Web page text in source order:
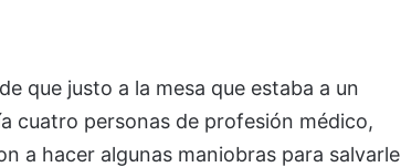
que justo a la mesa que estaba a un
cuatro personas de profesión médico,
a hacer algunas maniobras para salvarle